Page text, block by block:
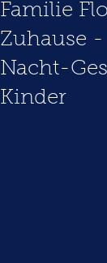
Familie
Zuhause
Nacht-
Kinder